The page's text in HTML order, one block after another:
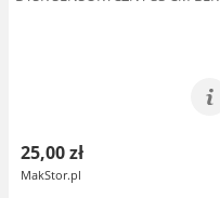
25,00 zł
MakStor.pl